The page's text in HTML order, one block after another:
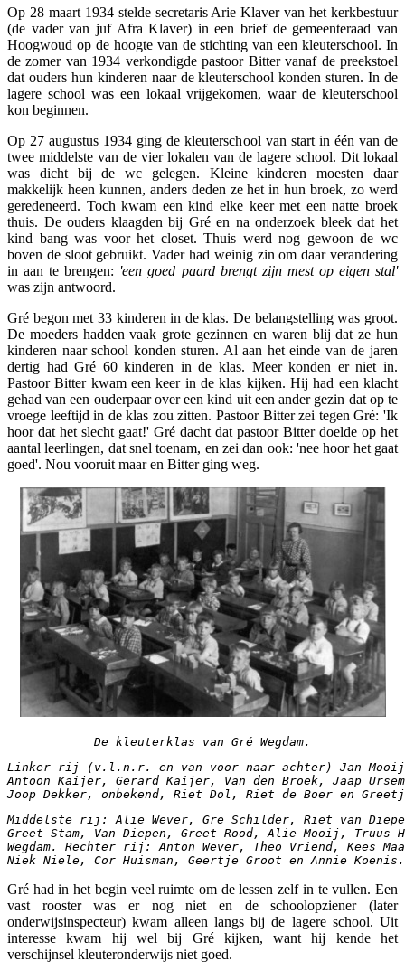
Op 28 maart 1934 stelde secretaris Arie Klaver van het kerkbestuur
(de vader van juf Afra Klaver) in een brief de gemeenteraad van
Hoogwoud op de hoogte van de stichting van een kleuterschool. In
de zomer van 1934 verkondigde pastoor Bitter vanaf de preekstoel
dat ouders hun kinderen naar de kleuterschool konden sturen. In de
lagere school was een lokaal vrijgekomen, waar de kleuterschool
kon beginnen.
Op 27 augustus 1934 ging de kleuterschool van start in één van de
twee middelste van de vier lokalen van de lagere school. Dit lokaal
was dicht bij de wc gelegen. Kleine kinderen moesten daar
makkelijk heen kunnen, anders deden ze het in hun broek, zo werd
geredeneerd. Toch kwam een kind elke keer met een natte broek
thuis. De ouders klaagden bij Gré en na onderzoek bleek dat het
kind bang was voor het closet. Thuis werd nog gewoon de wc
boven de sloot gebruikt. Vader had weinig zin om daar verandering
in aan te brengen: 'een goed paard brengt zijn mest op eigen stal'
was zijn antwoord.
Gré begon met 33 kinderen in de klas. De belangstelling was groot.
De moeders hadden vaak grote gezinnen en waren blij dat ze hun
kinderen naar school konden sturen. Al aan het einde van de jaren
dertig had Gré 60 kinderen in de klas. Meer konden er niet in.
Pastoor Bitter kwam een keer in de klas kijken. Hij had een klacht
gehad van een ouderpaar over een kind uit een ander gezin dat op te
vroege leeftijd in de klas zou zitten. Pastoor Bitter zei tegen Gré: 'Ik
hoor dat het slecht gaat!' Gré dacht dat pastoor Bitter doelde op het
aantal leerlingen, dat snel toenam, en zei dan ook: 'nee hoor het gaat
goed'. Nou vooruit maar en Bitter ging weg.
De kleuterklas van Gré Wegdam.
Linker rij (v.l.n.r. en van voor naar achter) Jan
Antoon Kaijer, Gerard Kaijer, Van den Broek, Jaap
Joop Dekker, onbekend, Riet Dol, Riet de Boer en
Middelste rij: Alie Wever, Gre Schilder, Riet van
Greet Stam, Van Diepen, Greet Rood, Alie Mooij, Truus
Wegdam. Rechter rij: Anton Wever, Theo Vriend, Kees
Niek Niele, Cor Huisman, Geertje Groot en Annie Koenis.
Gré had in het begin veel ruimte om de lessen zelf in te vullen. Een
vast rooster was er nog niet en de schoolopziener (later
onderwijsinspecteur) kwam alleen langs bij de lagere school. Uit
interesse kwam hij wel bij Gré kijken, want hij kende het
verschijnsel kleuteronderwijs niet goed.